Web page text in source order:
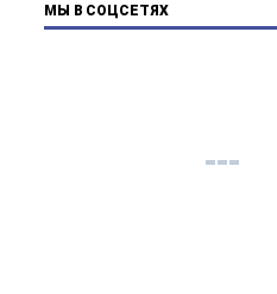
МЫ В СОЦСЕТЯХ